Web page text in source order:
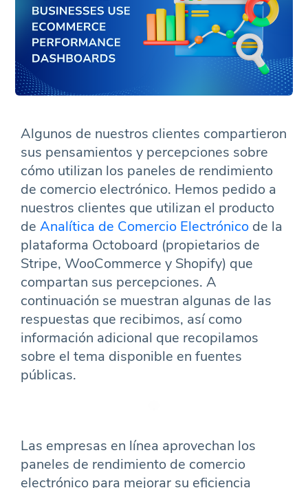
Algunos de nuestros clientes compartieron
sus pensamientos y percepciones sobre
cómo utilizan los paneles de rendimiento
de comercio electrónico. Hemos pedido a
nuestros clientes que utilizan el producto
de Analítica de Comercio Electrónico de la
plataforma Octoboard (propietarios de
Stripe, WooCommerce y Shopify) que
compartan sus percepciones. A
continuación se muestran algunas de las
respuestas que recibimos, así como
información adicional que recopilamos
sobre el tema disponible en fuentes
públicas.
Las empresas en línea aprovechan los
paneles de rendimiento de comercio
electrónico para mejorar su eficiencia